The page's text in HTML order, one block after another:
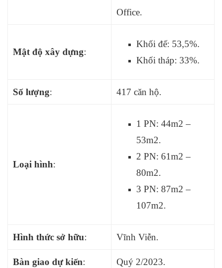
Office.
Mật độ xây dựng:
Khối đế: 53,5%.
Khối tháp: 33%.
Số lượng: 417 căn hộ.
Loại hình:
1 PN: 44m2 –
53m2.
2 PN: 61m2 –
80m2.
3 PN: 87m2 –
107m2.
Hình thức sở hữu: Vĩnh Viễn.
Bàn giao dự kiến: Quý 2/2023.